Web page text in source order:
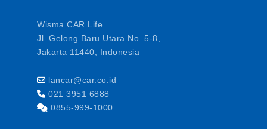
Wisma CAR Life
Jl. Gelong Baru Utara No. 5-8,
Jakarta 11440, Indonesia
lancar@car.co.id
021 3951 6888
0855-999-1000